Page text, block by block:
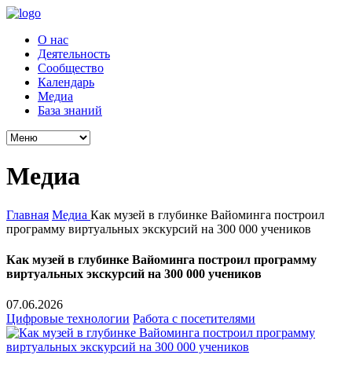
О нас
Деятельность
Сообщество
Календарь
Медиа
База знаний
Медиа
Главная Медиа Как музей в глубинке Вайоминга построил
программу виртуальных экскурсий на 300 000 учеников
Как музей в глубинке Вайоминга построил программу
виртуальных экскурсий на 300 000 учеников
07.06.2026
Цифровые технологии Работа с посетителями